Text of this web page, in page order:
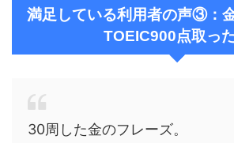
満足している利用者の声③：
TOEIC900点取っ
30周した金のフレーズ。